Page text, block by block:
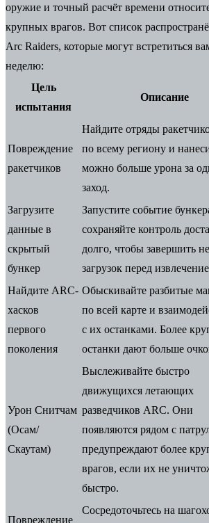
оружие и точный расчёт времени
крупных врагов. Вот список
Arc Raiders, которые могут встретиться
неделю:
Цель
испытания
Описание
Повреждение
ракетчиков
Найдите отряды
по всему региону и
можно больше урона за
заход.
Загрузите
данные в
скрытый
бункер
Запустите событие
сохраняйте контроль
долго, чтобы завершить
загрузок перед
Найдите ARC-
хасков
первого
поколения
Обыскивайте разбитые
по всей карте и
с их останками. Более
останки дают больше
Урон Снитчам
(Осам/
Скаутам)
Выслеживайте быстро
движущихся летающих
разведчиков ARC. Они
появляются рядом с
предупреждают более
врагов, если их не
быстро.
Повреждение
Сосредоточьтесь на